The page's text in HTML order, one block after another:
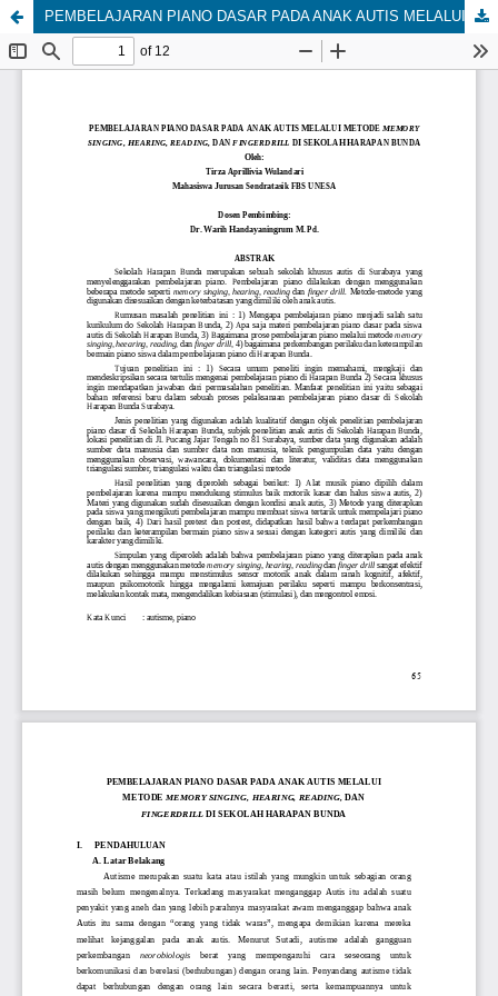
PEMBELAJARAN PIANO DASAR PADA ANAK AUTIS MELALUI METODE MEMORY SINGING, HEARING, READING, DAN FINGERDRILL DI SEKOLAH HARAPAN BUNDA